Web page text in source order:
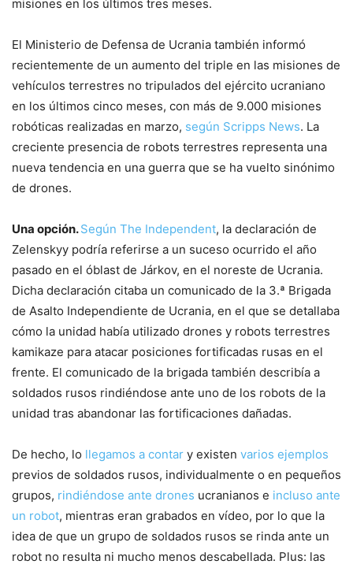
misiones en los últimos tres meses.
El Ministerio de Defensa de Ucrania también informó
recientemente de un aumento del triple en las misiones de
vehículos terrestres no tripulados del ejército ucraniano
en los últimos cinco meses, con más de 9.000 misiones
robóticas realizadas en marzo, según Scripps News. La
creciente presencia de robots terrestres representa una
nueva tendencia en una guerra que se ha vuelto sinónimo
de drones.
Una opción.Según The Independent, la declaración de
Zelenskyy podría referirse a un suceso ocurrido el año
pasado en el óblast de Járkov, en el noreste de Ucrania.
Dicha declaración citaba un comunicado de la 3.ª Brigada
de Asalto Independiente de Ucrania, en el que se detallaba
cómo la unidad había utilizado drones y robots terrestres
kamikaze para atacar posiciones fortificadas rusas en el
frente. El comunicado de la brigada también describía a
soldados rusos rindiéndose ante uno de los robots de la
unidad tras abandonar las fortificaciones dañadas.
De hecho, lo llegamos a contar y existen varios ejemplos
previos de soldados rusos, individualmente o en pequeños
grupos, rindiéndose ante drones ucranianos e incluso ante
un robot, mientras eran grabados en vídeo, por lo que la
idea de que un grupo de soldados rusos se rinda ante un
robot no resulta ni mucho menos descabellada. Plus: las